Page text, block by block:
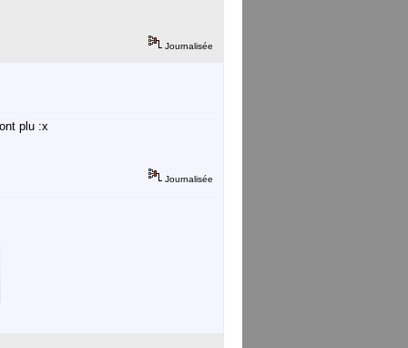
Journalisée
plu :x
Journalisée